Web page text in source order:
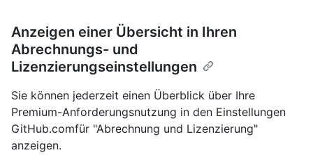
Anzeigen einer Übersicht in Ihren
Abrechnungs- und
Lizenzierungseinstellungen
Sie können jederzeit einen Überblick über Ihre
Premium-Anforderungsnutzung in den Einstellungen
GitHub.comfür "Abrechnung und Lizenzierung"
anzeigen.